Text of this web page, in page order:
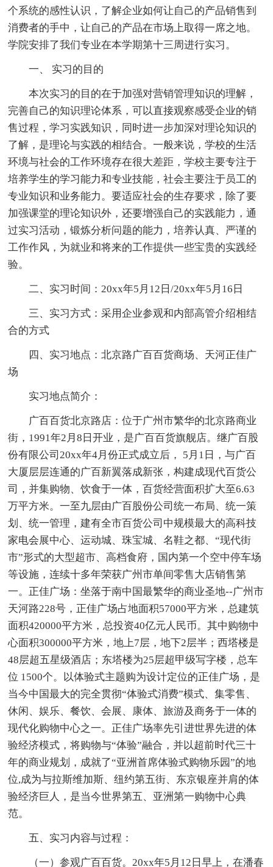
个系统的感性认识，了解企业如何让自己的产品销售到
消费者的手中，让自己的产品在市场上取得一席之地。
学院安排了我们专业在本学期第十三周进行实习。
一、 实习的目的
本次实习的目的在于加强对营销管理知识的理解，
完善自己的知识理论体系，可以直接观察感受企业的销
售过程，学习实践知识，同时进一步加深对理论知识的
了解，是理论与实践的相结合。一般来说，学校的生活
环境与社会的工作环境存在很大差距，学校主要专注于
培养学生的学习能力和专业技能，社会主要注于员工的
专业知识和业务能力。要适应社会的生存要求，除了要
加强课堂的理论知识外，还要增强自己的实践能力，通
过实习活动，锻炼分析问题的能力，培养认真、严谨的
工作作风，为就业和将来的工作提供一些宝贵的实践经
验。
二、实习时间：20xx年5月12日/20xx年5月16日
三、实习方式：采用企业参观和内部高管介绍相结
合的方式
四、实习地点：北京路广百百货商场、天河正佳广
场
实习地点简介：
广百百货北京路店：位于广州市繁华的北京路商业
街，1991年2月8日开业，是广百百货旗舰店。继广百股
份有限公司20xx年4月份正式成立后， 5月1日，与广百
大厦层层连通的广百新翼落成新张，构建成现代百货公
司，并集购物、饮食于一体，百货经营面积扩大至6.63
万平方米。一至九层由广百股份公司统一布局、统一策
划、统一管理，建有全市百货公司中规模最大的高科技
家电会展中心、运动城、珠宝城、名鞋之都、“现代街
市”形式的大型超市、高档食府，国内第一个空中停车场
等设施，连续十多年荣获广州市单间零售大店销售第
一。正佳广场：坐落于南中国最繁华的商业圣地--广州市
天河路228号，正佳广场占地面积57000平方米，总建筑
面积420000平方米，总投资40亿元人民币。其中购物中
心面积300000平方米，地上7层，地下2层半；西塔楼是
48层超五星级酒店；东塔楼为25层超甲级写字楼，总车
位 1500个。以体验式主题购为设计定位的正佳广场，是
当今中国最大的完全贯彻“体验式消费”模式、集零售、
休闲、娱乐、餐饮、会展、康体、旅游及商务于一体的
现代化购物中心之一。正佳广场率先引进世界先进的体
验经济模式，将购物与“体验”融合，并以超前时代三十
年的商业规划，成就了“亚洲首席体验式购物乐园”的地
位,成为与拉斯维加斯、纽约第五街、东京银座并肩的体
验经济巨人，是当今世界第五、亚洲第一购物中心典
范。
五、实习内容与过程：
（一）参观广百百货。20xx年5月12日早上，在潘春